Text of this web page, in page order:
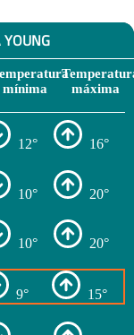
mínima
máxima
12° 16°
10° 20°
10° 20°
9° 15°